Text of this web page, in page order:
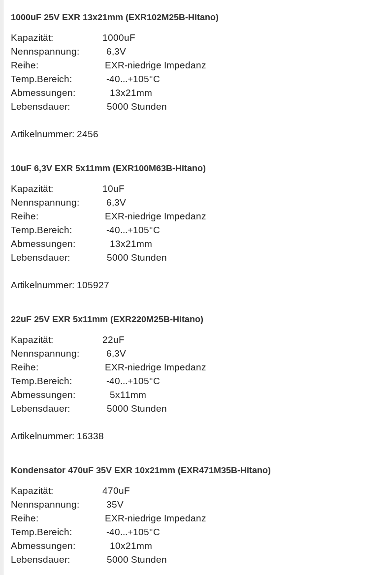
1000uF 25V EXR 13x21mm (EXR102M25B-Hitano)
Kapazität: 1000uF
Nennspannung: 6,3V
Reihe: EXR-niedrige Impedanz
Temp.Bereich: -40...+105°C
Abmessungen: 13x21mm
Lebensdauer: 5000 Stunden
Artikelnummer: 2456
10uF 6,3V EXR 5x11mm (EXR100M63B-Hitano)
Kapazität: 10uF
Nennspannung: 6,3V
Reihe: EXR-niedrige Impedanz
Temp.Bereich: -40...+105°C
Abmessungen: 13x21mm
Lebensdauer: 5000 Stunden
Artikelnummer: 105927
22uF 25V EXR 5x11mm (EXR220M25B-Hitano)
Kapazität: 22uF
Nennspannung: 6,3V
Reihe: EXR-niedrige Impedanz
Temp.Bereich: -40...+105°C
Abmessungen: 5x11mm
Lebensdauer: 5000 Stunden
Artikelnummer: 16338
Kondensator 470uF 35V EXR 10x21mm (EXR471M35B-Hitano)
Kapazität: 470uF
Nennspannung: 35V
Reihe: EXR-niedrige Impedanz
Temp.Bereich: -40...+105°C
Abmessungen: 10x21mm
Lebensdauer: 5000 Stunden